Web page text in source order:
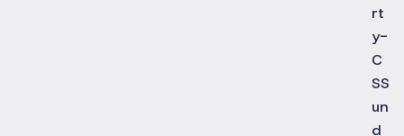
rt
y-
C
SS
un
d